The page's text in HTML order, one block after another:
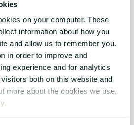
on your computer. These
information about how you
and allow us to remember you.
in order to improve and
experience and for analytics
both on this website and
more about the cookies we use,
.